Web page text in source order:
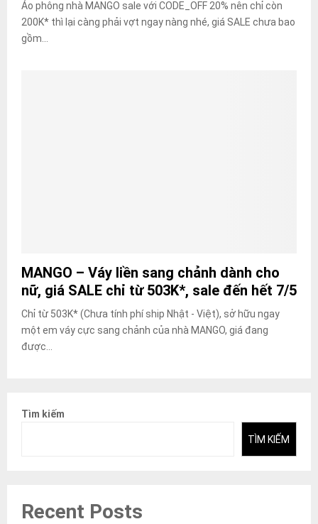
Áo phông nhà MANGO sale với CODE_OFF 20% nên chỉ còn
200K* thì lại càng phải vợt ngay nàng nhé, giá SALE chưa bao
gồm...
MANGO – Váy liền sang chảnh dành cho
nữ, giá SALE chỉ từ 503K*, sale đến hết 7/5
Chỉ từ 503K* (Chưa tính phí ship Nhật - Việt), sở hữu ngay
một em váy cực sang chảnh của nhà MANGO, giá đang
được...
Tìm kiếm
TÌM KIẾM
Recent Posts